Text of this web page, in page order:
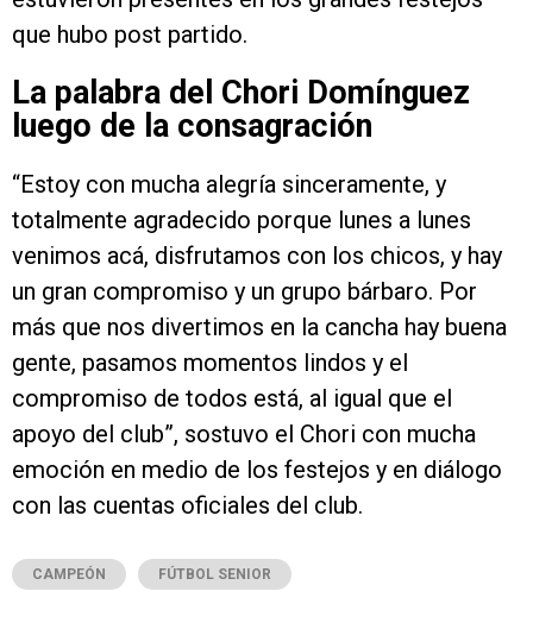
que hubo post partido.
La palabra del Chori Domínguez
luego de la consagración
“Estoy con mucha alegría sinceramente, y
totalmente agradecido porque lunes a lunes
venimos acá, disfrutamos con los chicos, y hay
un gran compromiso y un grupo bárbaro. Por
más que nos divertimos en la cancha hay buena
gente, pasamos momentos lindos y el
compromiso de todos está, al igual que el
apoyo del club”, sostuvo el Chori con mucha
emoción en medio de los festejos y en diálogo
con las cuentas oficiales del club.
CAMPEÓN FÚTBOL SENIOR